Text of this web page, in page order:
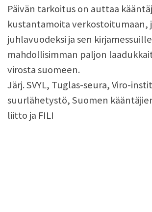
Päivän tarkoitus on auttaa
kustantamoita verkostoitumaan,
juhlavuodeksi ja sen
mahdollisimman paljon
virosta suomeen.
Järj. SVYL, Tuglas-seura, Viro-
suurlähetystö, Suomen
liitto ja FILI